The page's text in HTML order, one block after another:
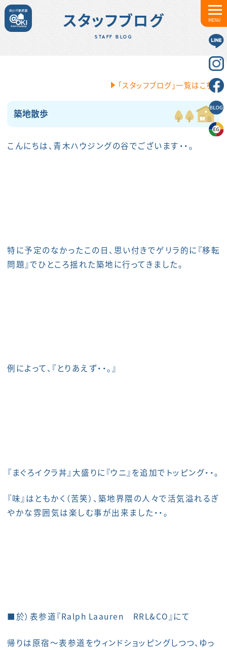
MENU
スタッフブログ
STAFF BLOG
「スタッフブログ」一覧はこちら
築地散歩
こんにちは、青木ハウジングの谷でございます・・。
特に予定のなかったこの日、思い付きでゲリラ的に『移転
問題』でひところ揺れた築地に行ってきました。
例によって、『とりあえず・・。』
『まぐろイクラ丼』大盛りに『ウニ』を追加でトッピング・・。
『味』はともかく（苦笑）、築地界隈の人々で活気溢れるぎ
やかな雰囲気は楽しむ事が出来ました・・。
■於）表参道『Ralph Laauren RRL&CO』にて
帰りは原宿～表参道をウィンドショッピングしつつ、ゆっ